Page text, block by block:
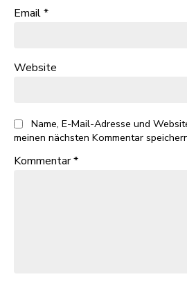
Email*
Website
Name, E-Mail-Adresse und
meinen nächsten Kommentar
Kommentar*